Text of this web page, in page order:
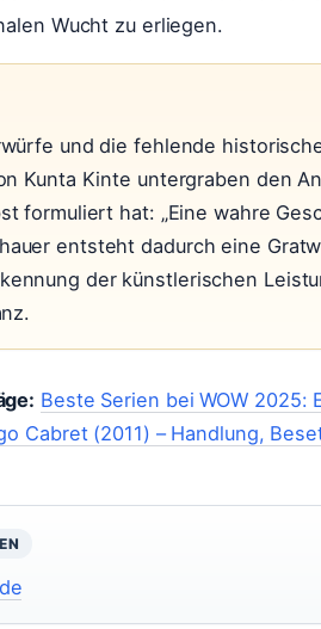
Wucht zu erliegen.
und die fehlende
Kunta Kinte untergraben den
formuliert hat: „Eine wahre
entsteht dadurch eine
der künstlerischen
Beste Serien bei WOW 2025:
Cabret (2011) – Handlung,